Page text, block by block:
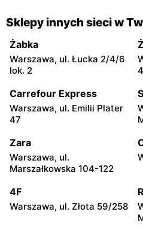
Alsen
Otwock, ul. Józefa
Poniatowskiego 1
Alsen
Elizy Orzeszkowej 5B
Alsen
21
Alsen
Józefa Piłsudskiego 33C
Alsen
Sklepy innych sieci w
Żabka
Warszawa, ul. Łucka 2/4/6
lok. 2
Carrefour Express
Warszawa, ul. Emilii Plater
47
Zara
Warszawa, ul.
Marszałkowska 104-122
4F
Warszawa, ul. Złota 59/258